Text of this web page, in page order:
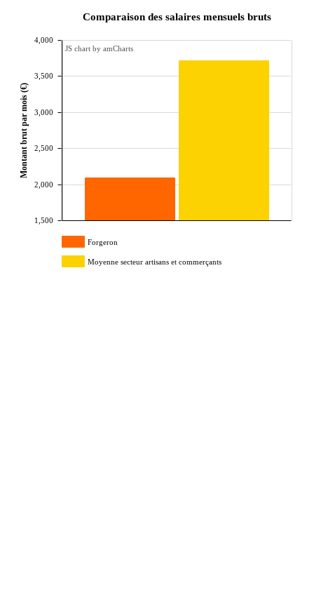
1,500
2,000
2,500
3,000
3,500
4,000
Montant brut par mois (€)
Comparaison des salaires mensuels bruts
JS chart by amCharts
Forgeron
Moyenne secteur artisans et commerçants